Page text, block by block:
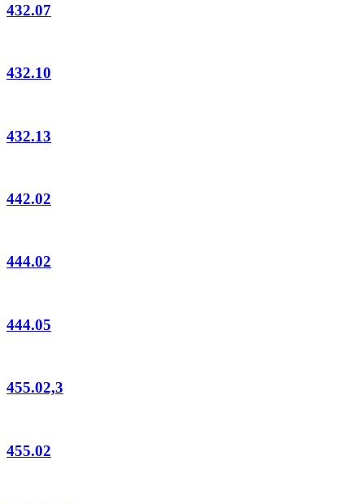
432.07
432.10
432.13
442.02
444.02
444.05
455.02,3
455.02